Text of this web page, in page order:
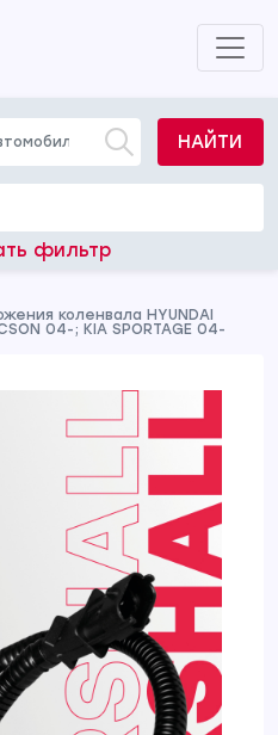
НАЙТИ
фильтр
коленвала HYUNDAI
04-; KIA SPORTAGE 04-